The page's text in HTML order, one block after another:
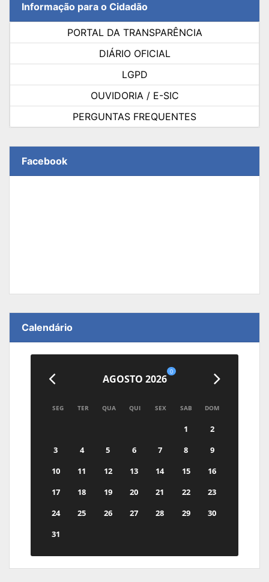
Informação para o Cidadão
PORTAL DA TRANSPARÊNCIA
DIÁRIO OFICIAL
LGPD
OUVIDORIA / E-SIC
PERGUNTAS FREQUENTES
Facebook
Calendário
AGOSTO 2026
0
SEG TER QUA QUI SEX SAB DOM
1
2
3
4 5 6 7 8
9
10
11 12 13 14 15
16
17
18 19 20 21 22
23
24
25 26 27 28 29
30
31